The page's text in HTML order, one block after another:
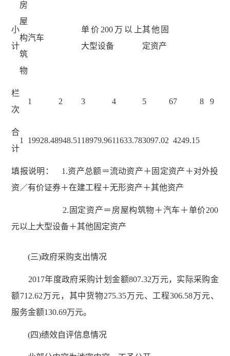
小
计
房
屋
构
筑
物
汽车
单价200万以上
大型设备
其他固
定资产
栏
次
1 2 3 4 5 67 8 9
合
计
1 19928.48948.51 18979.9611633.783097.02 4249.15
填报说明： 1.资产总额＝流动资产＋固定资产＋对外投
资／有价证券＋在建工程＋无形资产＋其他资产
2.固定资产＝房屋构筑物＋汽车＋单价200万
元以上大型设备＋其他固定资产
(三)政府采购支出情况
2017年度政府采购计划金额807.32万元，实际采购金
额712.62万元，其中货物275.35万元、工程306.58万元、
服务金额130.69万元。
(四)绩效自评信息情况